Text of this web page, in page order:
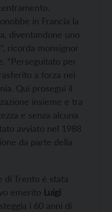
in Francia la
diventandone uno
ricorda monsignor
“Perseguitato per
a forza nei
Qui proseguì il
insieme e tra
e senza alcuna
avviato nel 1988
da parte della
di Trento è stata
emerito Luigi
i 60 anni di